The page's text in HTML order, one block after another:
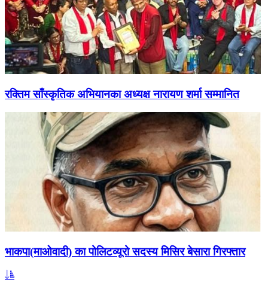
रक्तिम साँस्कृतिक अभियानका अध्यक्ष नारायण शर्मा सम्मानित
भाकपा(माओवादी) का पोलिटव्यूरो सदस्य मिसिर बेसारा गिरफ्तार